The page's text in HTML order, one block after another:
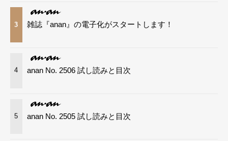
3 雑誌『anan』の電子化がスタートします！
4 anan No. 2506 試し読みと目次
5 anan No. 2505 試し読みと目次